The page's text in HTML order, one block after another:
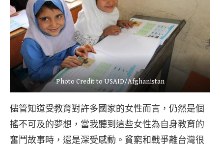
Photo Credit to USAID/Afghanistan
儘管知道受教育對許多國家的女性而言，仍然是個
搖不可及的夢想，當我聽到這些女性為自身教育的
奮鬥故事時，還是深受感動。貧窮和戰爭離台灣很